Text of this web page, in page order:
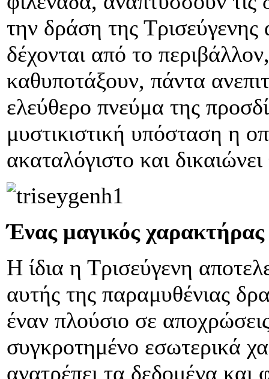
την δράση της Τρισεύγενης
δέχονται από το
καθυποτάξουν, πάντα
ελεύθερο πνεύμα της
μυστικιστική υπόσταση η
ακαταλόγιστο και
Ένας μαγικός
Η ίδια η Τρισεύγενη
αυτής της παραμυθένιας
έναν πλούσιο σε
συγκροτημένο εσωτερικά
ανατρέπει τα δεδομένα και